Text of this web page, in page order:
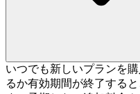
いつでも新しいプランを
るか有効期間が終了する